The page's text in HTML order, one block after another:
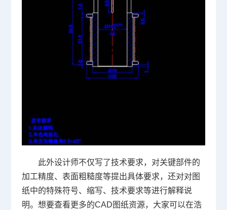
此外设计师不仅写了技术要求，对关键部件的
加工精度、表面粗糙度等提出具体要求，还对对图
纸中的特殊符号、缩写、技术要求等进行解释说
明。想要查看更多的CAD图纸资源，大家可以在浩